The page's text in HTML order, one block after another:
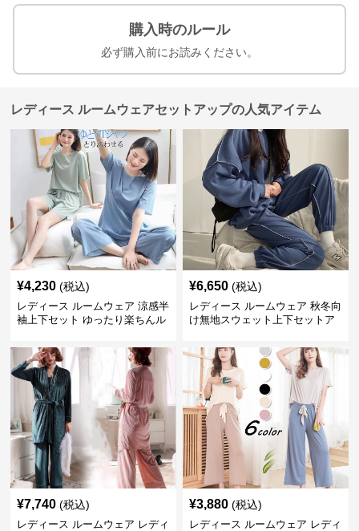
購入時のルール
必ず購入前にお読みください。
レディース ルームウェアセットアップの人気アイテム
¥4,230 (税込)
レディース ルームウェア 涼感半
袖上下セット ゆったり楽ちんル
¥6,650 (税込)
レディース ルームウェア 秋冬向
け無地スウェット上下セットア
¥7,740 (税込)
レディース ルームウェア レディ
¥3,880 (税込)
レディース ルームウェア レディ